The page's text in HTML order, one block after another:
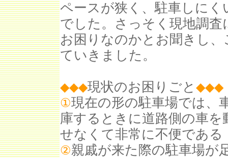
ペースが狭く、駐車しに
でした。さっそく現地調
お困りなのかとお聞きし
ていきました。
◆◆◆現状のお困りごと ◆◆◆
①現在の形の駐車場では、
庫するときに道路側の車
せなくて非常に不便である
②親戚が来た際の駐車場が